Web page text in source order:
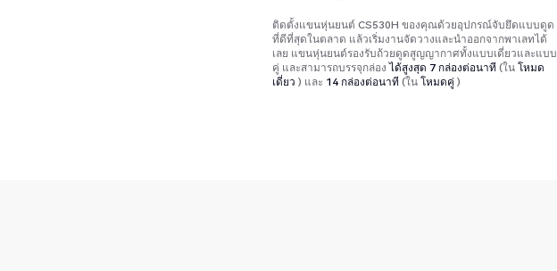
ติดตั้งแขนหุ่นยนต์ CS530H ของคุณด้วยอุปกรณ์จับยึดแบบดูด
ที่ดีที่สุดในตลาด แล้วเริ่มงานจัดวางและนำออกจากพาเลทได้
เลย แขนหุ่นยนต์รองรับถ้วยดูดสูญญากาศทั้งแบบเดี่ยวและแบบ
คู่ และสามารถบรรจุกล่อง ได้สูงสุด 7 กล่องต่อนาที (ใน โหมด
เดี่ยว ) และ 14 กล่องต่อนาที (ใน โหมดคู่ )